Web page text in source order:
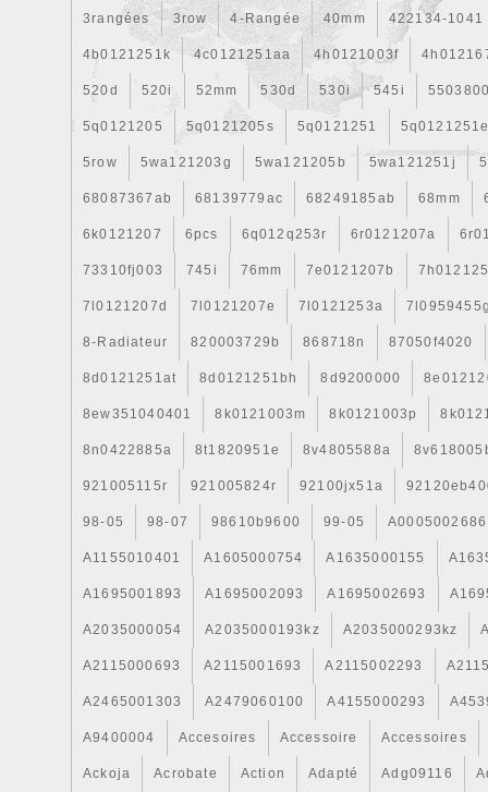
3rangées 3row 4-Rangée 40mm 422134-1041
4b0121251k 4c0121251aa 4h0121003f
520d 520i 52mm 530d 530i 545i
5q0121205 5q0121205s 5q0121251
5row 5wa121203g 5wa121205b 5wa121251j
68087367ab 68139779ac 68249185ab 68mm
6k0121207 6pcs 6q012q253r 6r0121207a
73310fj003 745i 76mm 7e0121207b
7l0121207d 7l0121207e 7l0121253a
8-Radiateur 820003729b 868718n 87050f4020
8d0121251at 8d0121251bh 8d9200000
8ew351040401 8k0121003m 8k0121003p
8n0422885a 8t1820951e 8v4805588a
921005115r 921005824r 92100jx51a
98-05 98-07 98610b9600 99-05 A0005002686
A1155010401 A1605000754 A1635000155
A1695001893 A1695002093 A1695002693
A2035000054 A2035000193kz A2035000293kz
A2115000693 A2115001693 A2115002293
A2465001303 A2479060100 A4155000293
A9400004 Accesoires Accessoire Accessoires
Ackoja Acrobate Action Adapté Adg09116